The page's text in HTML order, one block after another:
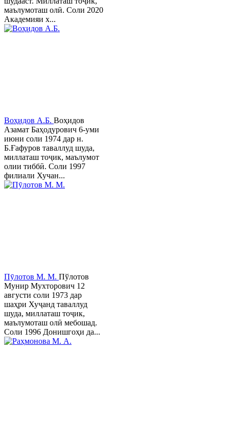
маълумоташ олӣ. Соли 2020
Академияи х...
Воҳидов А.Б. Воҳидов
Азамат Баҳодурович 6-уми
июни соли 1974 дар н.
Б.Ғафуров таваллуд шуда,
миллаташ тоҷик, маълумот
олии тиббӣ. Соли 1997
филиали Хучан...
Пӯлотов М. М. Пўлотов
Мунир Мухторович 12
августи соли 1973 дар
шаҳри Хуҷанд таваллуд
шуда, миллаташ тоҷик,
маълумоташ олӣ мебошад.
Соли 1996 Донишгоҳи да...